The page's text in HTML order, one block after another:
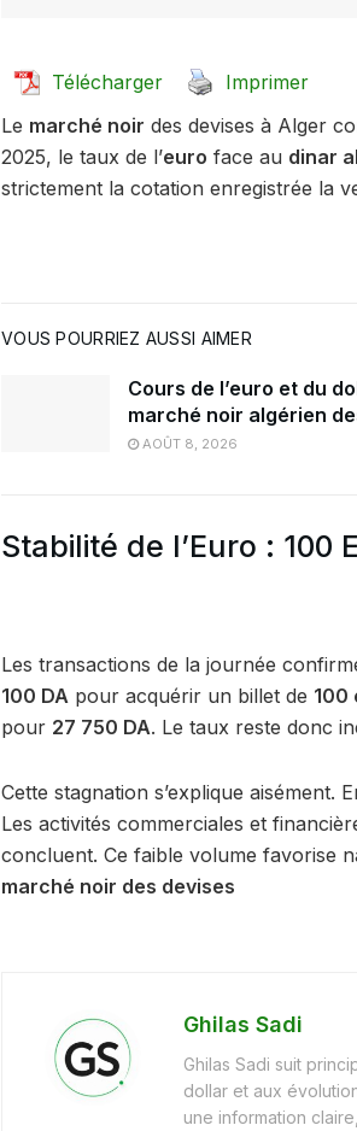
Télécharger
Imprimer
Le marché noir des devises à Alger
2025, le taux de l’euro face au dinar
strictement la cotation enregistrée la
VOUS POURRIEZ AUSSI AIMER
Cours de l’euro et du
marché noir algérien
AOÛT 8, 2026
Stabilité de l’Euro : 100
Les transactions de la journée
100 DA pour acquérir un billet de 100
pour 27 750 DA. Le taux reste donc
Cette stagnation s’explique
Les activités commerciales et
concluent. Ce faible volume favorise
marché noir des devises
Ghilas Sadi
Ghilas Sadi suit
dollar et aux
une information